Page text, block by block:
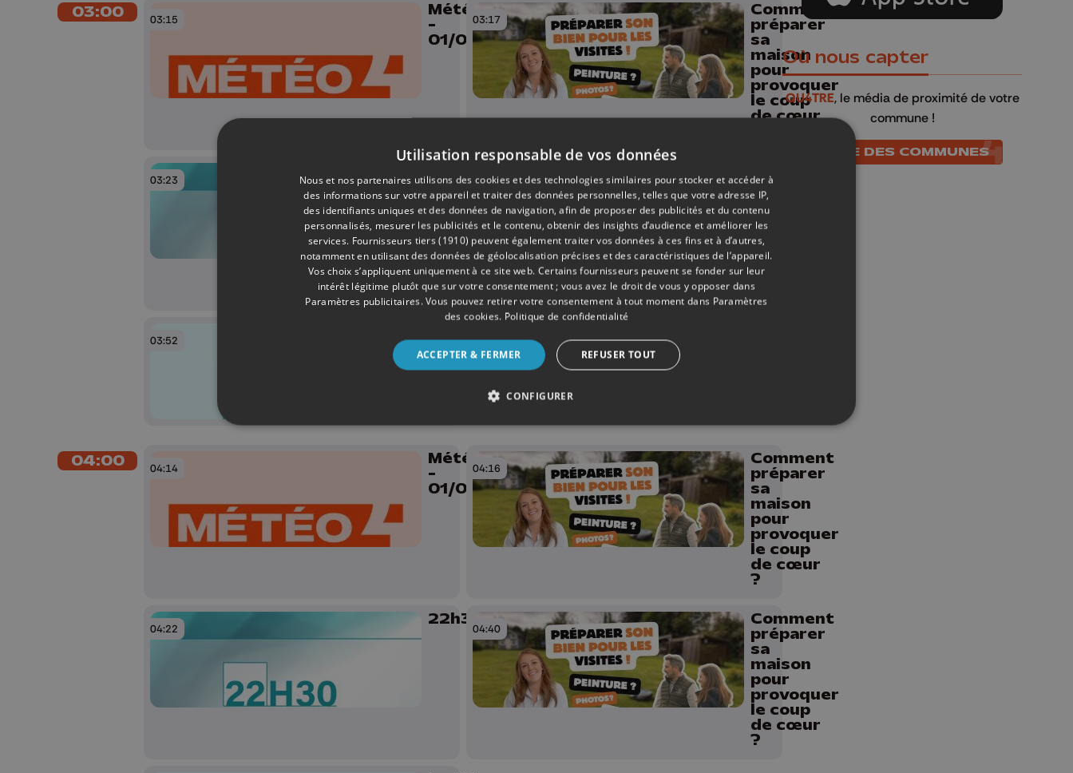
03:00 03:15
Météo Soir
-
01/06/2026
03:17
Comment
préparer
sa
maison
pour
provoquer
le coup
de cœur
03:23 03:41
préparer
sa
maison
pour
provoquer
le coup
de cœur
?
03:52
Edition du
soir -
01/06/2026
04:00 04:14
Météo Soir
-
01/06/2026
04:16
Comment
préparer
sa
maison
pour
provoquer
le coup
de cœur
?
04:22
22h30
04:40
Comment
préparer
sa
maison
pour
provoquer
le coup
de cœur
?
Où nous capter
QU4TRE, le média de proximité de votre
commune !
LISTE DES COMMUNES
Utilisation responsable de vos données
Nous et nos partenaires utilisons des cookies et des technologies similaires pour stocker et accéder à
des informations sur votre appareil et traiter des données personnelles, telles que votre adresse IP,
des identifiants uniques et des données de navigation, afin de proposer des publicités et du contenu
personnalisés, mesurer les publicités et le contenu, obtenir des insights d’audience et améliorer les
services. Fournisseurs tiers (1910) peuvent également traiter vos données à ces fins et à d’autres,
notamment en utilisant des données de géolocalisation précises et des caractéristiques de l’appareil.
Vos choix s’appliquent uniquement à ce site web. Certains fournisseurs peuvent se fonder sur leur
intérêt légitime plutôt que sur votre consentement ; vous avez le droit de vous y opposer dans
Paramètres publicitaires. Vous pouvez retirer votre consentement à tout moment dans Paramètres
des cookies. Politique de confidentialité
ACCEPTER & FERMER REFUSER TOUT
CONFIGURER